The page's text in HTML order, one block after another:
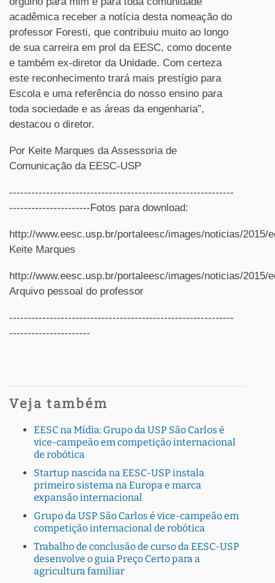
acadêmica receber a notícia desta nomeação do
professor Foresti, que contribuiu muito ao longo
de sua carreira em prol da EESC, como docente
e também ex-diretor da Unidade. Com certeza
este reconhecimento trará mais prestígio para
Escola e uma referência do nosso ensino para
toda sociedade e as áreas da engenharia”,
destacou o diretor.
Por Keite Marques da Assessoria de
Comunicação da EESC-USP
-------------------------------------------------------------
----------------------Fotos para download:
http://www.eesc.usp.br/portaleesc/images/noticias/2015/
Keite Marques
http://www.eesc.usp.br/portaleesc/images/noticias/2015/
Arquivo pessoal do professor
-------------------------------------------------------------
----------------------
Veja também
EESC na Mídia: Grupo da USP São Carlos é
vice-campeão em competição internacional
de robótica
Startup nascida na EESC-USP instala
primeiro sistema na Europa e marca
expansão internacional
Grupo da USP São Carlos é vice-campeão em
competição internacional de robótica
Trabalho de conclusão de curso da EESC-USP
desenvolve o guia Preço Certo para a
agricultura familiar